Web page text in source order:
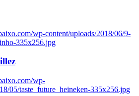
wp-content/uploads/2018/06/9-
335x256.jpg
wp-
05/taste_future_heineken-335x256.jpg